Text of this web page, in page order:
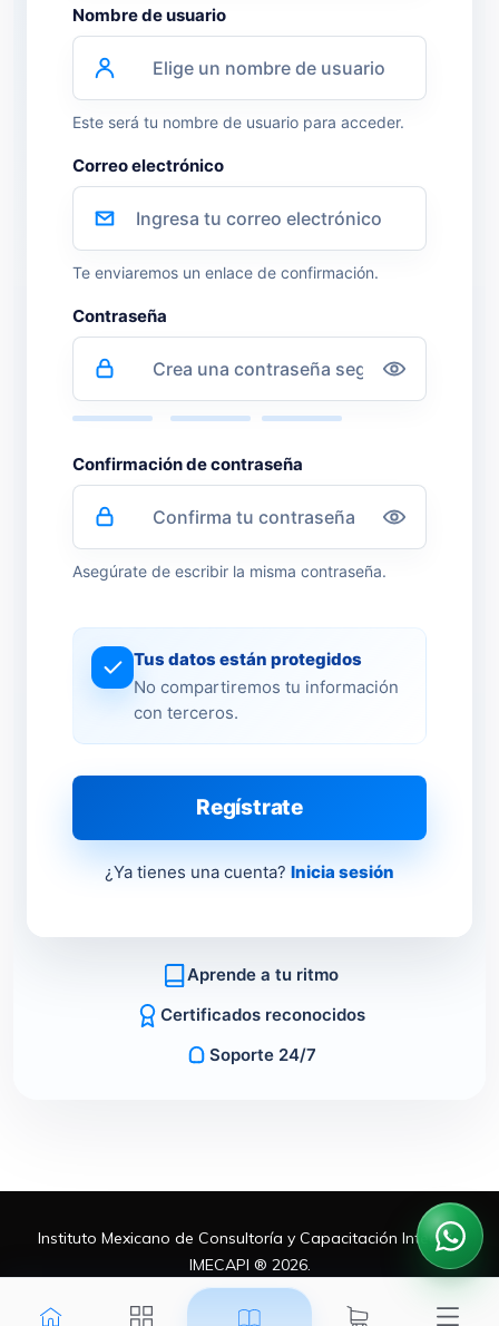
Nombre de usuario
Este será tu nombre de usuario para acceder.
Correo electrónico
Te enviaremos un enlace de confirmación.
Contraseña
Confirmación de contraseña
Asegúrate de escribir la misma contraseña.
Tus datos están protegidos
No compartiremos tu información
con terceros.
Regístrate
¿Ya tienes una cuenta? Inicia sesión
Aprende a tu ritmo
Certificados reconocidos
Soporte 24/7
Instituto Mexicano de Consultoría y Capacitación Integral,
IMECAPI ® 2026.